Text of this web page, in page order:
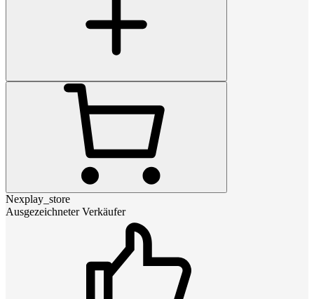
Nexplay_store
Ausgezeichneter Verkäufer